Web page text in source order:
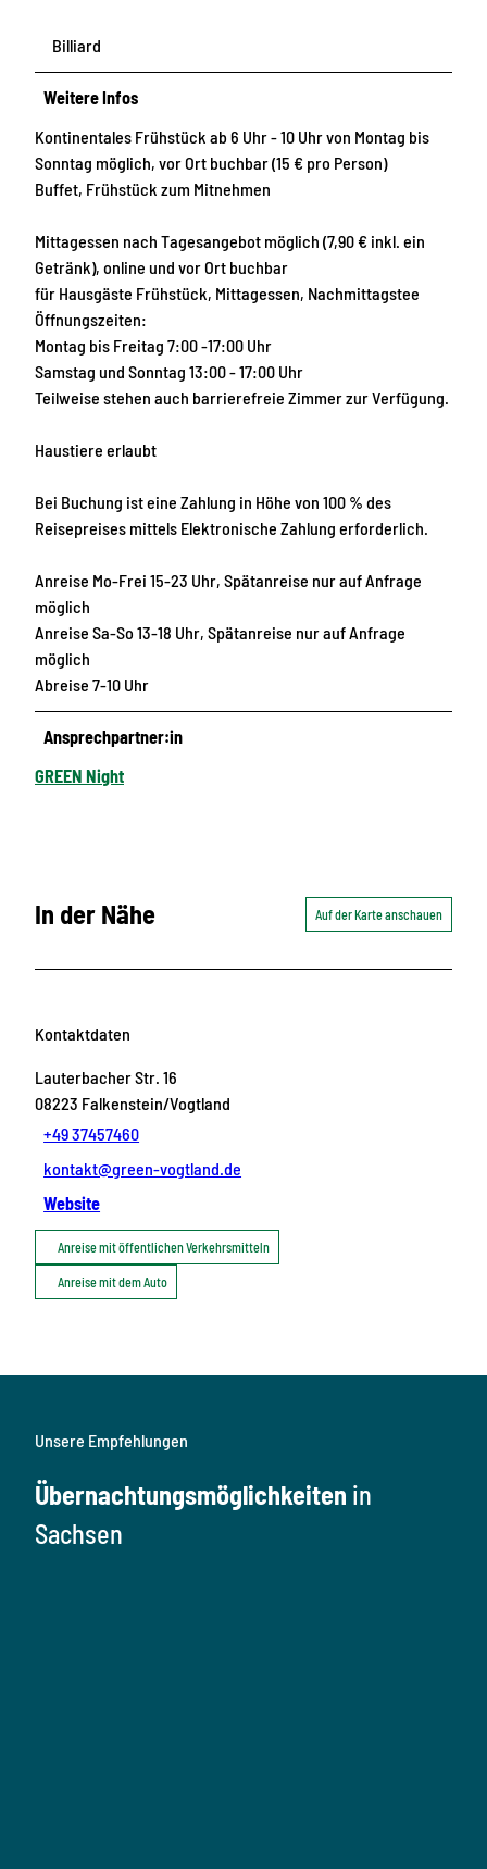
Billiard
Weitere Infos
Kontinentales Frühstück ab 6 Uhr - 10 Uhr von Montag bis
Sonntag möglich, vor Ort buchbar (15 € pro Person)
Buffet, Frühstück zum Mitnehmen
Mittagessen nach Tagesangebot möglich (7,90 € inkl. ein
Getränk), online und vor Ort buchbar
für Hausgäste Frühstück, Mittagessen, Nachmittagstee
Öffnungszeiten:
Montag bis Freitag 7:00 -17:00 Uhr
Samstag und Sonntag 13:00 - 17:00 Uhr
Teilweise stehen auch barrierefreie Zimmer zur Verfügung.
Haustiere erlaubt
Bei Buchung ist eine Zahlung in Höhe von 100 % des
Reisepreises mittels Elektronische Zahlung erforderlich.
Anreise Mo-Frei 15-23 Uhr, Spätanreise nur auf Anfrage
möglich
Anreise Sa-So 13-18 Uhr, Spätanreise nur auf Anfrage
möglich
Abreise 7-10 Uhr
Ansprechpartner:in
GREEN Night
In der Nähe Auf der Karte anschauen
Kontaktdaten
Lauterbacher Str. 16
08223 Falkenstein/Vogtland
+49 37457460
kontakt@green-vogtland.de
Website
Anreise mit öffentlichen Verkehrsmitteln
Anreise mit dem Auto
Unsere Empfehlungen
Übernachtungsmöglichkeiten in
Sachsen